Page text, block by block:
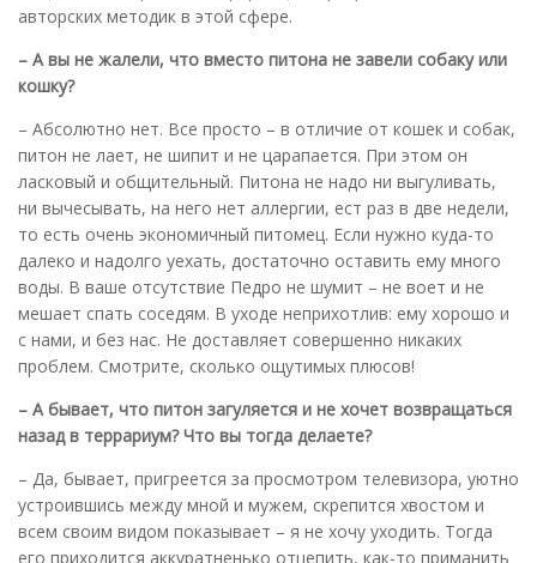
авторских методик в этой сфере.
– А вы не жалели, что вместо питона не завели собаку или
кошку?
– Абсолютно нет. Все просто – в отличие от кошек и собак,
питон не лает, не шипит и не царапается. При этом он
ласковый и общительный. Питона не надо ни выгуливать,
ни вычесывать, на него нет аллергии, ест раз в две недели,
то есть очень экономичный питомец. Если нужно куда-то
далеко и надолго уехать, достаточно оставить ему много
воды. В ваше отсутствие Педро не шумит – не воет и не
мешает спать соседям. В уходе неприхотлив: ему хорошо и
с нами, и без нас. Не доставляет совершенно никаких
проблем. Смотрите, сколько ощутимых плюсов!
– А бывает, что питон загуляется и не хочет возвращаться
назад в террариум? Что вы тогда делаете?
– Да, бывает, пригреется за просмотром телевизора, уютно
устроившись между мной и мужем, скрепится хвостом и
всем своим видом показывает – я не хочу уходить. Тогда
его приходится аккуратненько отцепить, как-то приманить